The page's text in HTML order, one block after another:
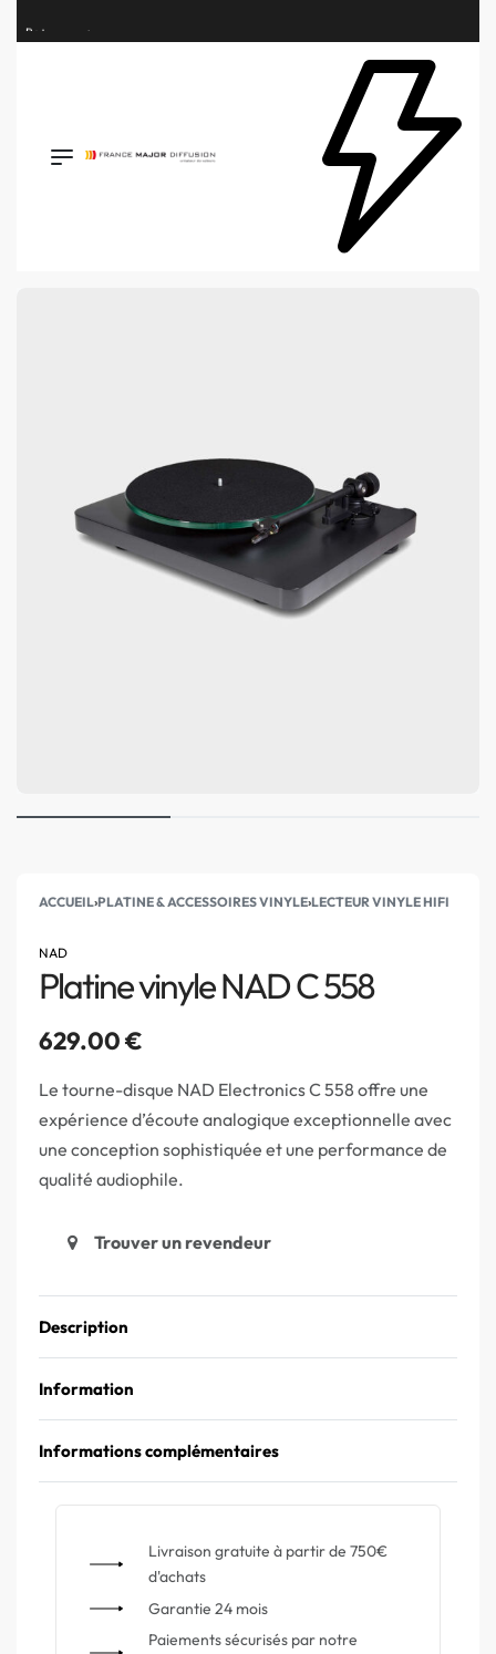
ACCUEIL›PLATINE & ACCESSOIRES VINYLE›LECTEUR VINYLE HIFI
NAD
Platine vinyle NAD C 558
629.00€
Le tourne-disque NAD Electronics C 558 offre une
expérience d’écoute analogique exceptionnelle avec
une conception sophistiquée et une performance de
qualité audiophile.
Trouver un revendeur
Description
Information
Informations complémentaires
Livraison gratuite à partir de 750€
d'achats
Garantie 24 mois
Paiements sécurisés par notre